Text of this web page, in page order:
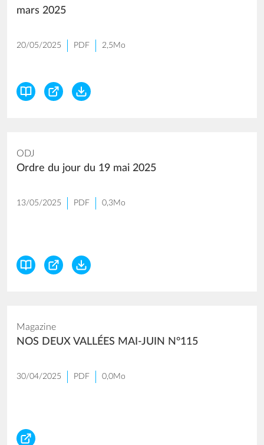
mars 2025
20/05/2025 PDF 2,5Mo
ODJ
Ordre du jour du 19 mai 2025
13/05/2025 PDF 0,3Mo
Magazine
NOS DEUX VALLÉES MAI-JUIN N°115
30/04/2025 PDF 0,0Mo